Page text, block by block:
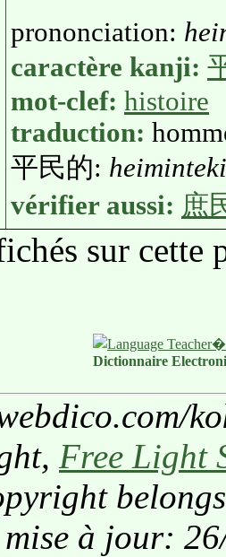
prononciation:
caractère kanji:
mot-clef: histoire
traduction:
平民的: heiminteki
vérifier aussi: 庶
sur cette
Dictionnaire
Free Light
à jour: